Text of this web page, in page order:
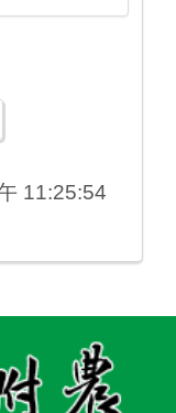
頁
11:25:54